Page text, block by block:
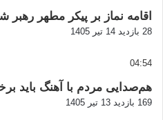
اقامه نماز بر پیکر مطهر رهبر
28 بازدید 14 تیر 1405
04:54
هم‌صدایی مردم با آهنگ باید
169 بازدید 13 تیر 1405